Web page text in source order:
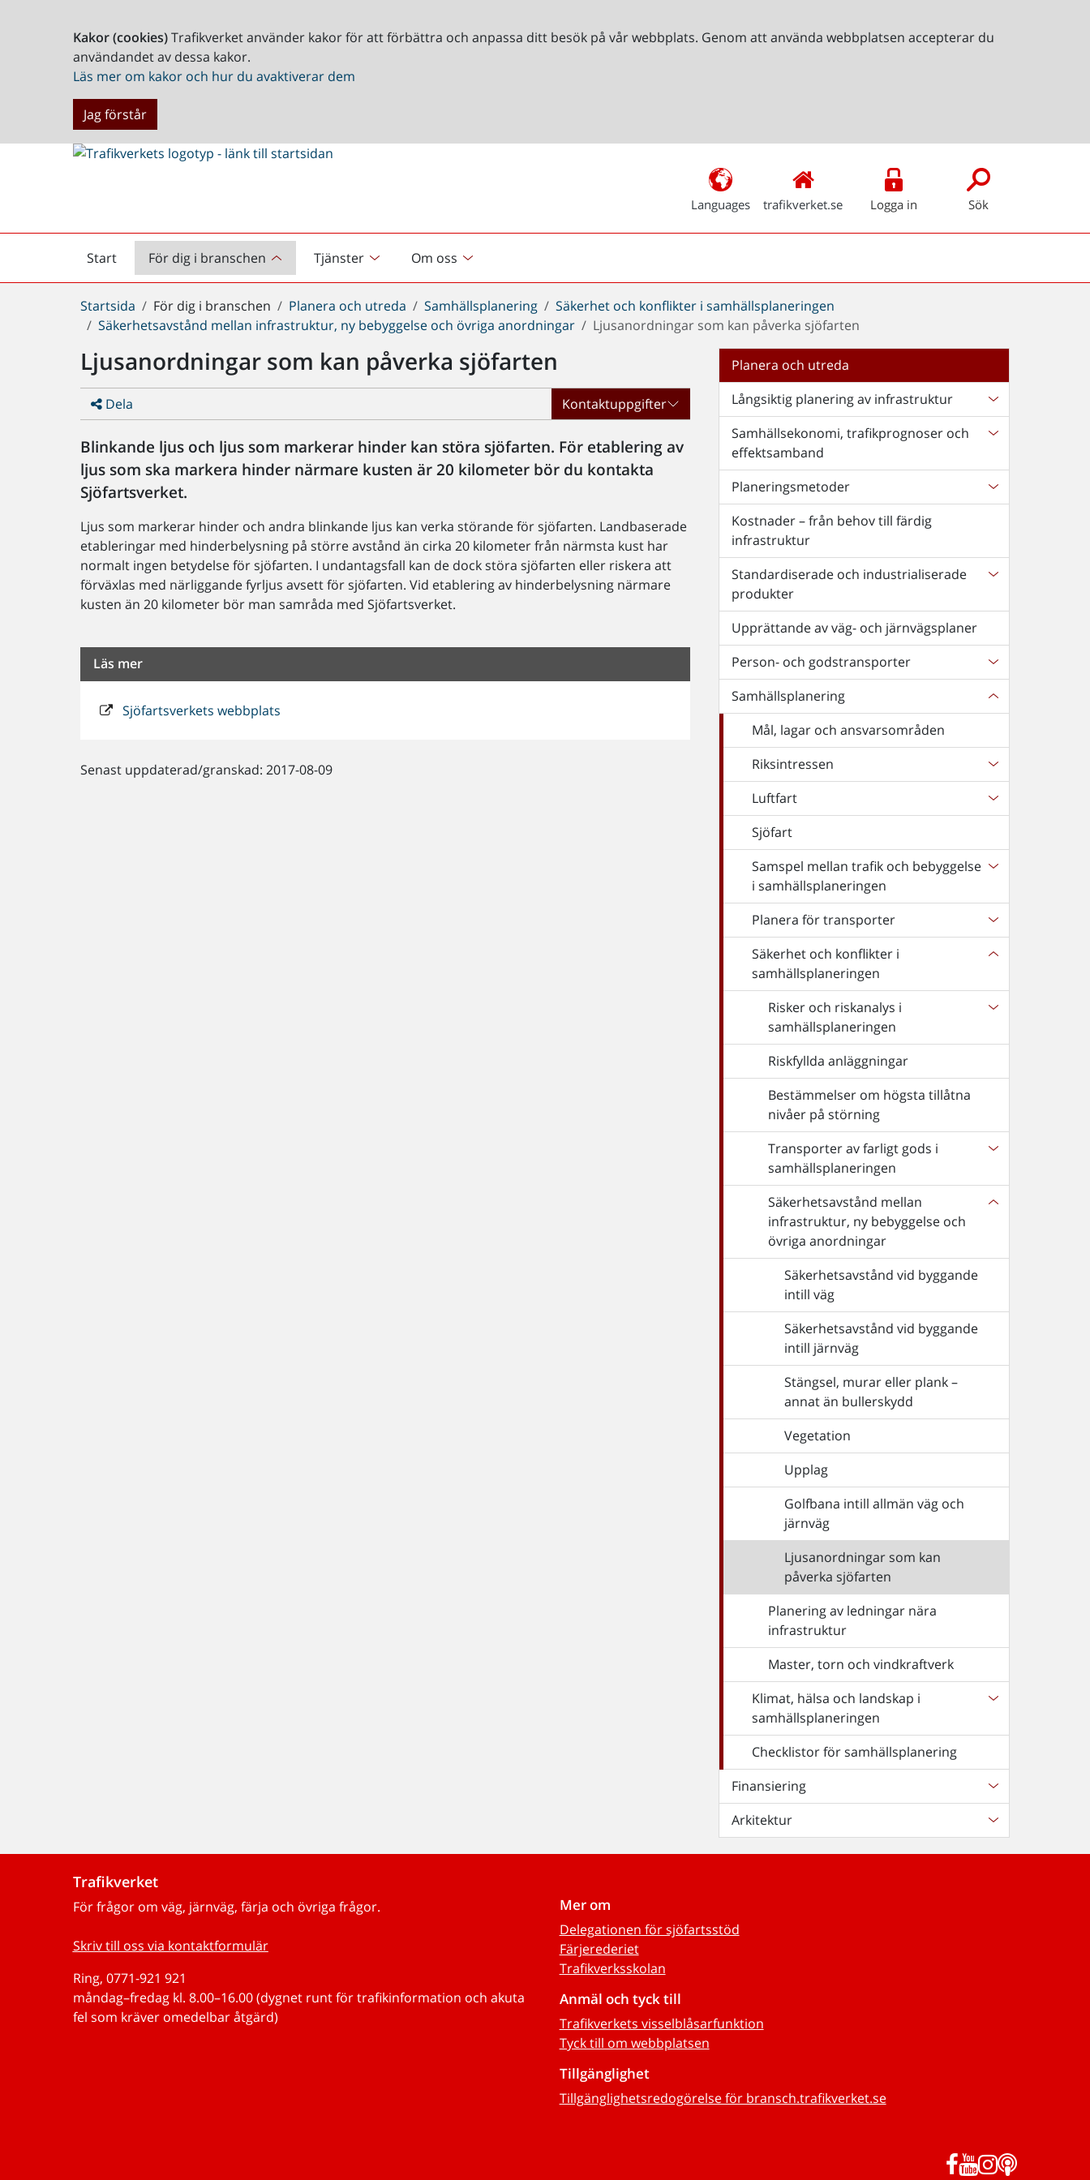
Kakor (cookies)Trafikverket använder kakor för att förbättra och anpassa ditt besök på vår webbplats. Genom att använda webbplatsen accepterar du
användandet av dessa kakor.
Läs mer om kakor och hur du avaktiverar dem
Jag förstår
Languages trafikverket.se Logga in Sök
Start
Startsida För dig i branschen Tjänster Om oss
Du
är
Startsida För dig i branschen Planera och utreda Samhällsplanering
Säkerhet och konflikter i samhällsplaneringen
Säkerhetsavstånd mellan infrastruktur, ny bebyggelse och övriga anordningar
Ljusanordningar som kan påverka sjöfarten
Ljusanordningar som kan påverka sjöfarten
Dela Kontaktuppgifter
Blinkande ljus och ljus som markerar hinder kan störa sjöfarten. För etablering av
ljus som ska markera hinder närmare kusten är 20 kilometer bör du kontakta
Sjöfartsverket.
Ljus som markerar hinder och andra blinkande ljus kan verka störande för sjöfarten. Landbaserade
etableringar med hinderbelysning på större avstånd än cirka 20 kilometer från närmsta kust har
normalt ingen betydelse för sjöfarten. I undantagsfall kan de dock störa sjöfarten eller riskera att
förväxlas med närliggande fyrljus avsett för sjöfarten. Vid etablering av hinderbelysning närmare
kusten än 20 kilometer bör man samråda med Sjöfartsverket.
Läs mer
Sjöfartsverkets webbplats
Senast uppdaterad/granskad: 2017-08-09
Planera och utreda
Långsiktig planering av infrastruktur
Samhällsekonomi, trafikprognoser och
effektsamband
Planeringsmetoder
Kostnader – från behov till färdig
infrastruktur
Standardiserade och industrialiserade
produkter
Upprättande av väg- och järnvägsplaner
Person- och godstransporter
Samhällsplanering
Mål, lagar och ansvarsområden
Riksintressen
Luftfart
Sjöfart
Samspel mellan trafik och bebyggelse
i samhällsplaneringen
Planera för transporter
Säkerhet och konflikter i
samhällsplaneringen
Risker och riskanalys i
samhällsplaneringen
Riskfyllda anläggningar
Bestämmelser om högsta tillåtna
nivåer på störning
Transporter av farligt gods i
samhällsplaneringen
Säkerhetsavstånd mellan
infrastruktur, ny bebyggelse och
övriga anordningar
Säkerhetsavstånd vid byggande
intill väg
Säkerhetsavstånd vid byggande
intill järnväg
Stängsel, murar eller plank –
annat än bullerskydd
Vegetation
Upplag
Golfbana intill allmän väg och
järnväg
Ljusanordningar som kan
påverka sjöfarten
Planering av ledningar nära
infrastruktur
Master, torn och vindkraftverk
Klimat, hälsa och landskap i
samhällsplaneringen
Checklistor för samhällsplanering
Finansiering
Arkitektur
Trafikverket
För frågor om väg, järnväg, färja och övriga frågor.
Skriv till oss via kontaktformulär
Ring, 0771-921 921
måndag–fredag kl. 8.00–16.00 (dygnet runt för trafikinformation och akuta
fel som kräver omedelbar åtgärd)
Mer om
Delegationen för sjöfartsstöd
Färjerederiet
Trafikverksskolan
Anmäl och tyck till
Trafikverkets visselblåsarfunktion
Tyck till om webbplatsen
Tillgänglighet
Tillgänglighetsredogörelse för bransch.trafikverket.se
Facebook
YouTube
Instagram
Podd